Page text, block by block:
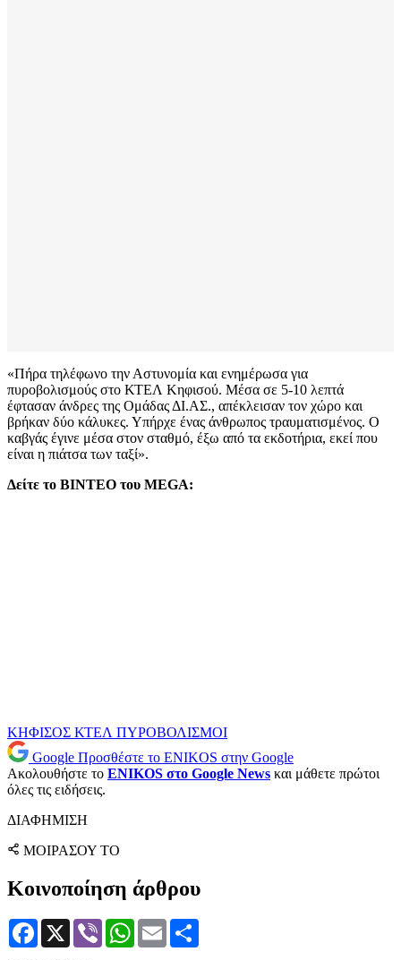
«Πήρα τηλέφωνο την Αστυνομία και ενημέρωσα για
πυροβολισμούς στο ΚΤΕΛ Κηφισού. Μέσα σε 5-10 λεπτά
έφτασαν άνδρες της Ομάδας ΔΙ.ΑΣ., απέκλεισαν τον χώρο και
βρήκαν δύο κάλυκες. Υπήρχε ένας άνθρωπος τραυματισμένος. Ο
καβγάς έγινε μέσα στον σταθμό, έξω από τα εκδοτήρια, εκεί που
είναι η πιάτσα των ταξί».
Δείτε το ΒΙΝΤΕΟ του MEGA:
ΚΗΦΙΣΟΣ ΚΤΕΛ ΠΥΡΟΒΟΛΙΣΜΟΙ
Google Προσθέστε το ENIKOS στην Google
Ακολουθήστε το ENIKOS στο Google News και μάθετε πρώτοι
όλες τις ειδήσεις.
ΔΙΑΦΗΜΙΣΗ
ΜΟΙΡΑΣΟΥ ΤΟ
Κοινοποίηση άρθρου
Facebook
X Viber WhatsApp
Email